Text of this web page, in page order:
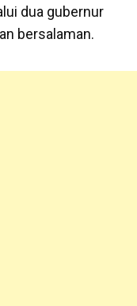
dua gubernur
bersalaman.